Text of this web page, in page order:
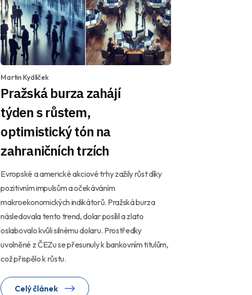
Martin Kydlíček
Pražská burza zahájí
týden s růstem,
optimistický tón na
zahraničních trzích
Evropské a americké akciové trhy zažily růst díky
pozitivním impulsům a očekáváním
makroekonomických indikátorů. Pražská burza
následovala tento trend, dolar posílil a zlato
oslabovalo kvůli silnému dolaru. Prostředky
uvolněné z ČEZu se přesunuly k bankovním titulům,
což přispělo k růstu.
Celý článek